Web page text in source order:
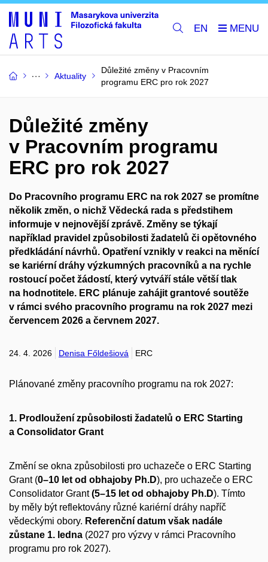
EN
Aktuality
Důležité změny v Pracovním
programu ERC pro rok 2027
Důležité změny
v Pracovním programu
ERC pro rok 2027
Do Pracovního programu ERC na rok 2027 se promítne
několik změn, o nichž Vědecká rada s předstihem
informuje v nejnovější zprávě. Změny se týkají
například pravidel způsobilosti žadatelů či opětovného
předkládání návrhů. Opatření vznikly v reakci na měnící
se kariérní dráhy výzkumných pracovníků a na rychle
rostoucí počet žádostí, který vytváří stále větší tlak
na hodnotitele. ERC plánuje zahájit grantové soutěže
v rámci svého pracovního programu na rok 2027 mezi
červencem 2026 a červnem 2027.
24. 4. 2026 Denisa Főldešiová ERC
Plánované změny pracovního programu na rok 2027:
1. Prodloužení způsobilosti žadatelů o ERC Starting
a Consolidator Grant
Změní se okna způsobilosti pro uchazeče o ERC Starting
Grant (0–10 let od obhajoby Ph.D), pro uchazeče o ERC
Consolidator Grant (5–15 let od obhajoby Ph.D). Tímto
by měly být reflektovány různé kariérní dráhy napříč
vědeckými obory. Referenční datum však nadále
zůstane 1. ledna (2027 pro výzvy v rámci Pracovního
programu pro rok 2027).